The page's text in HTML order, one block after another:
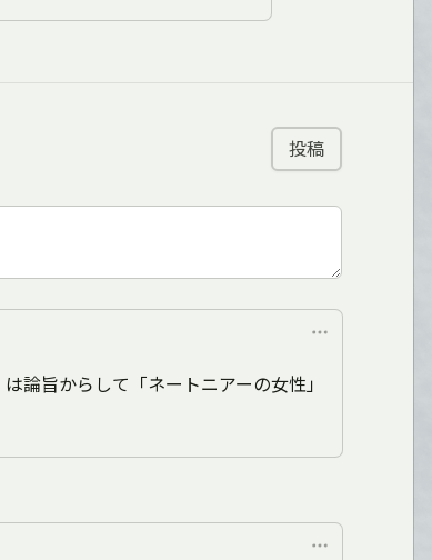
投稿
論旨からして「ネートニアーの女性」